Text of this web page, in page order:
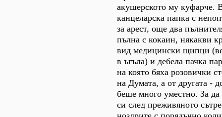
акушерското му куфарче.
канцеларска папка с
за арест, още два
пълна с кокаин, някакви
вид медицински щипци
в ъгъла) и дебела пачка
на която бяха розовички
на Думата, а от другата -
беше много уместно. За да
си след преживяното